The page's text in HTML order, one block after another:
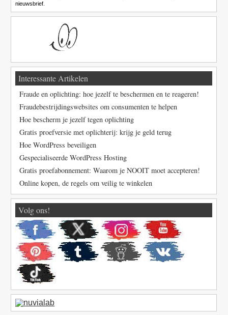
nieuwsbrief.
Interessante Artikelen
Fraude en oplichting: hoe jezelf te beschermen en te reageren!
Fraudebestrijdingswebsites om consumenten te helpen
Hoe bescherm je jezelf tegen oplichting
Gratis proefversie met oplichterij: krijg je geld terug
Hoe WordPress beveiligen
Gespecialiseerde WordPress Hosting
Gratis proefabonnement: Waarom je NOOIT moet accepteren!
Online kopen, de regels om veilig te winkelen
Volg ons!